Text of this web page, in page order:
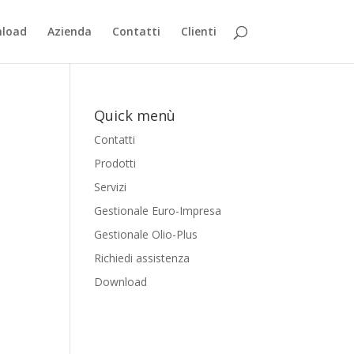
Azienda Contatti Clienti
Quick menù
Contatti
Prodotti
Servizi
Gestionale Euro-Impresa
Gestionale Olio-Plus
Richiedi assistenza
Download